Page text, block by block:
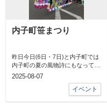
内子町笹まつり
昨日今日(6日・7日)と内子町では
内子町の夏の風物詩にもなってい
る笹まつりが開催されています旧
2025-08-07
イベント